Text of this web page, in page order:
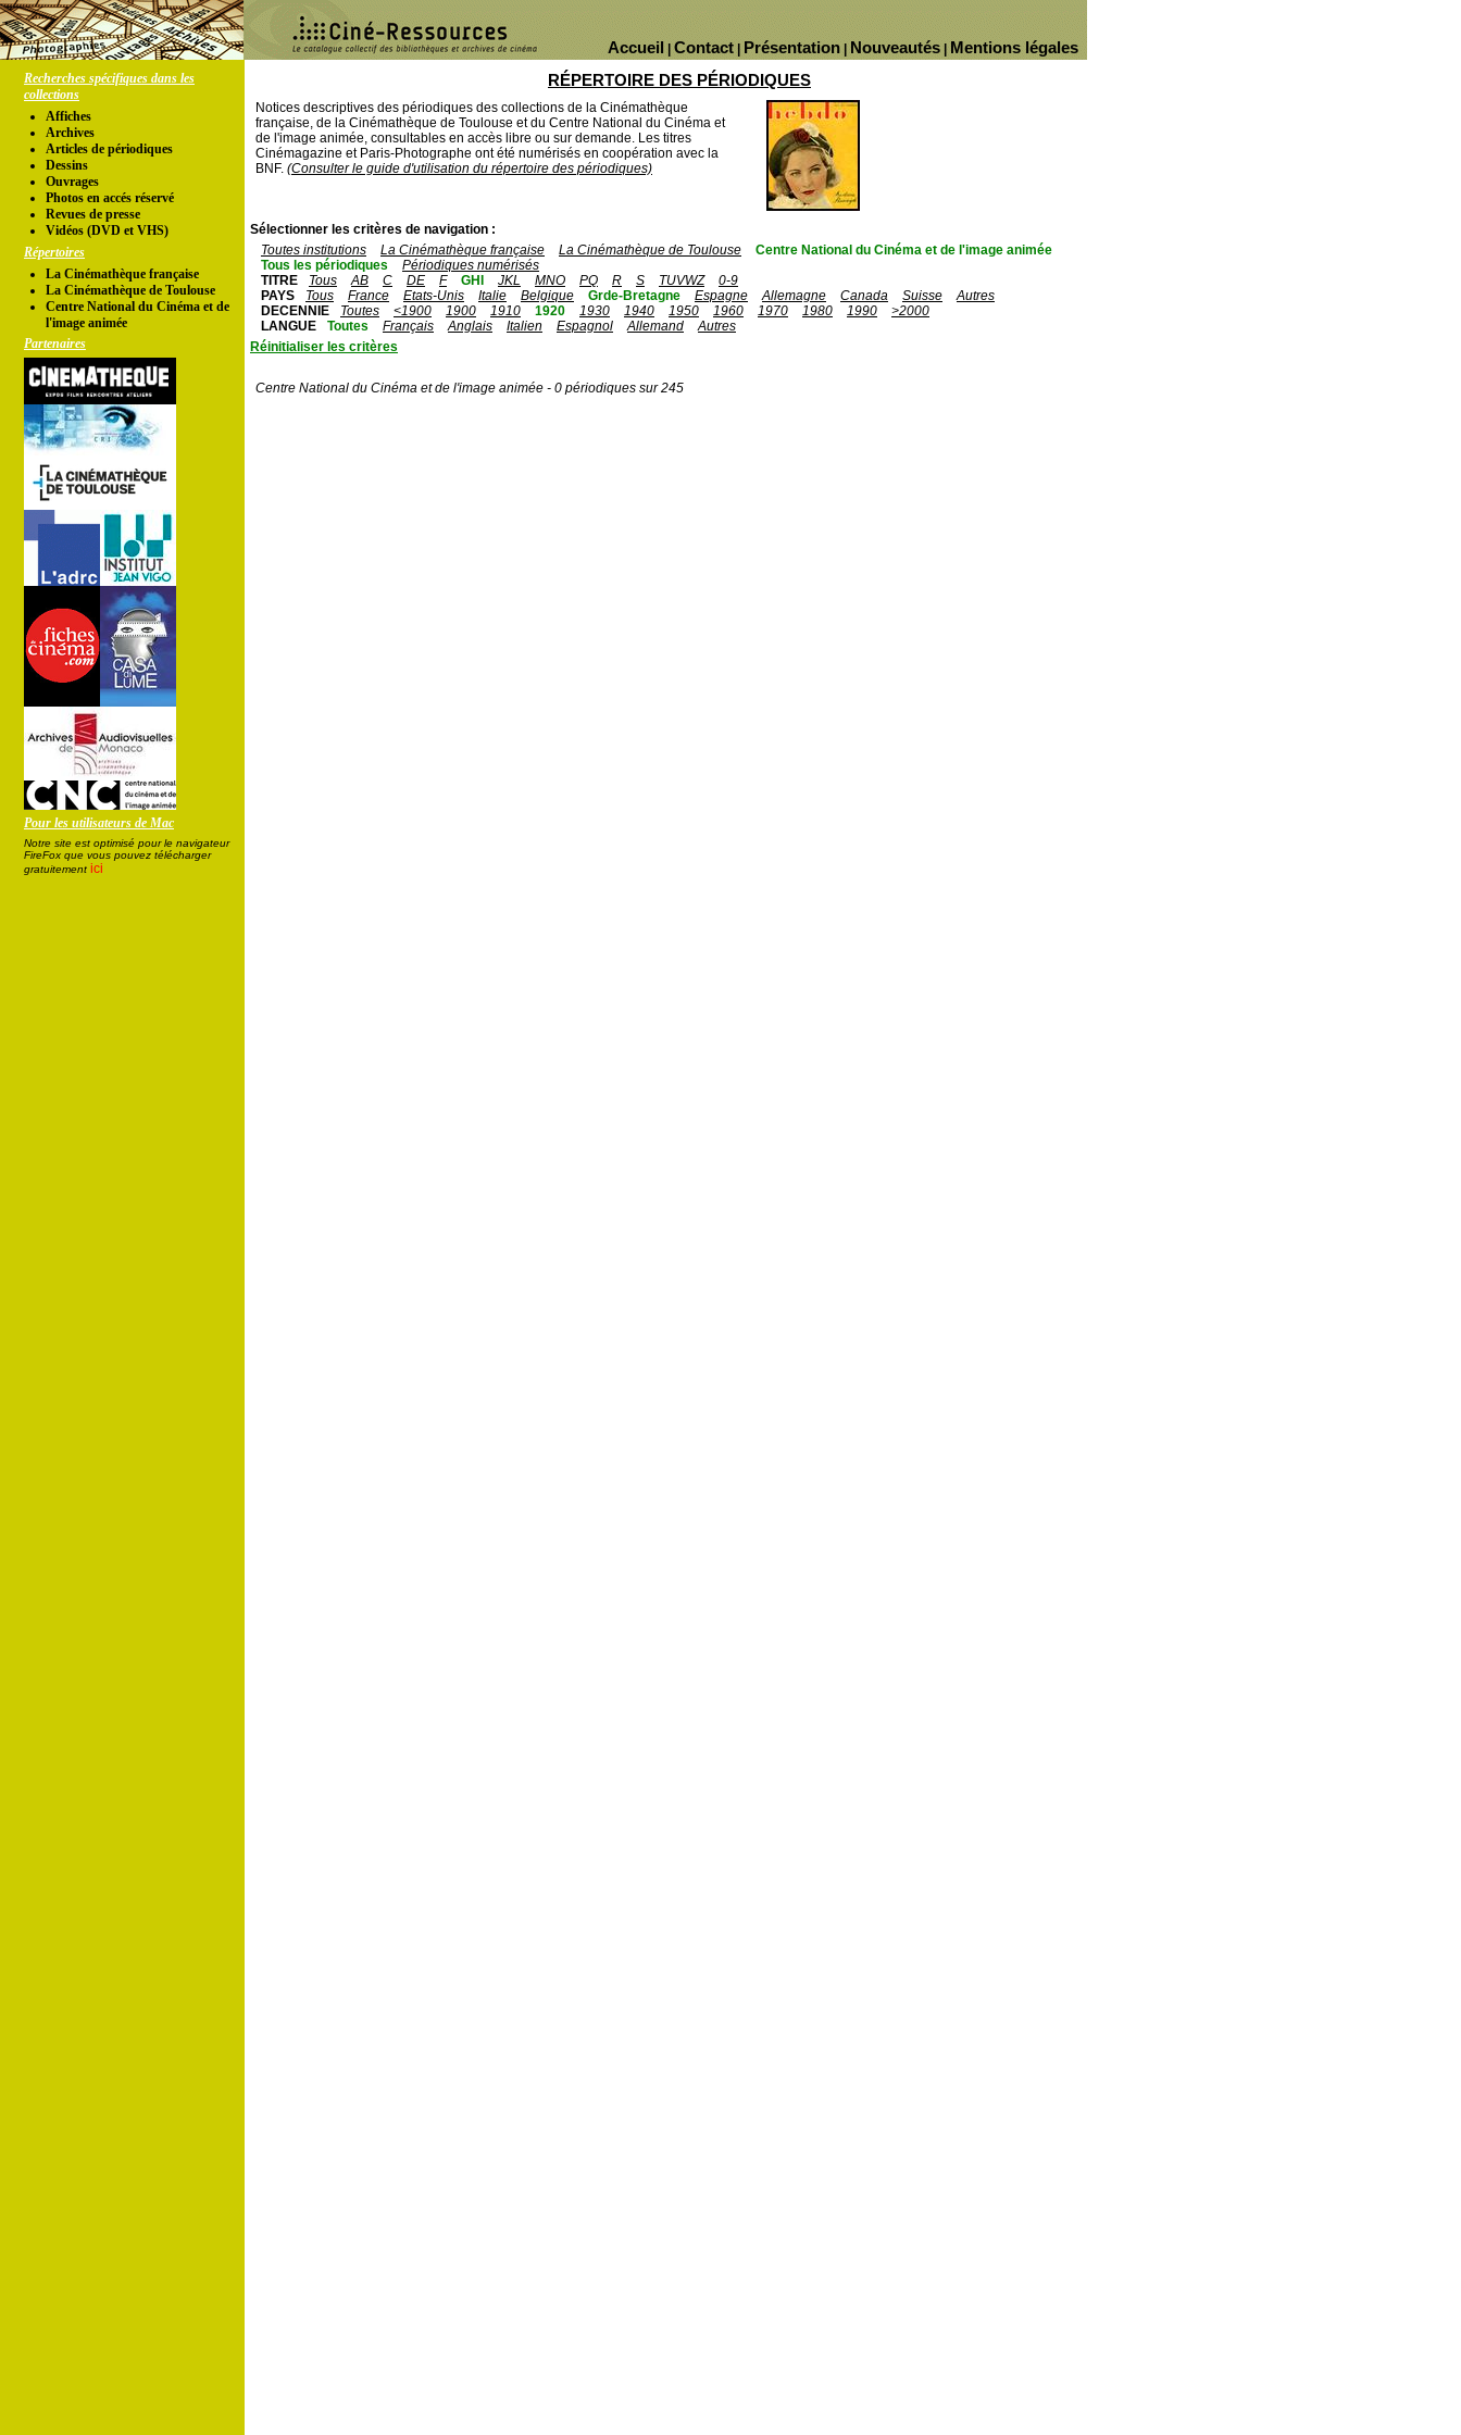
Mentions légales
Nouveautés
Présentation
Contact
Accueil
Recherches spécifiques dans les
collections
Affiches
Archives
Articles de périodiques
Dessins
Ouvrages
Photos en accés réservé
Revues de presse
Vidéos (DVD et VHS)
Répertoires
La Cinémathèque française
La Cinémathèque de Toulouse
Centre National du Cinéma et de
l'image animée
Partenaires
Pour les utilisateurs de Mac
Notre site est optimisé pour le navigateur
FireFox que vous pouvez télécharger
gratuitement ici
RÉPERTOIRE DES PÉRIODIQUES
Notices descriptives des périodiques des collections de la Cinémathèque
française, de la Cinémathèque de Toulouse et du Centre National du Cinéma et
de l'image animée, consultables en accès libre ou sur demande. Les titres
Cinémagazine et Paris-Photographe ont été numérisés en coopération avec la
BNF. (Consulter le guide d'utilisation du répertoire des périodiques)
Sélectionner les critères de navigation :
Toutes institutions
La Cinémathèque française La Cinémathèque de Toulouse
Centre National du Cinéma et de l'image animée
Tous les périodiques
Périodiques numérisés
TITRE
Tous AB C DE F GHI JKL MNO PQ R S TUVWZ
0-9
PAYS
Tous France Etats-Unis Italie Belgique Grde-Bretagne Espagne Allemagne Canada Suisse
Autres
DECENNIE
Toutes <1900 1900 1910 1920 1930 1940 1950 1960 1970 1980 1990
>2000
LANGUE
Toutes Français Anglais Italien Espagnol Allemand
Autres
Réinitialiser les critères
Centre National du Cinéma et de l'image animée - 0 périodiques sur 245